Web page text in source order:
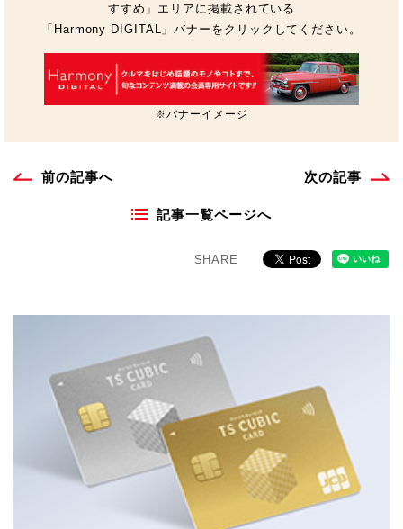
すすめ」エリアに掲載されている
「Harmony DIGITAL」バナーをクリックしてください。
※バナーイメージ
前の記事へ
記事一覧ページへ
次の記事
SHARE